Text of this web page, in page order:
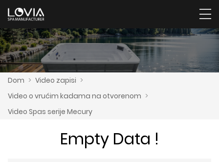
Dom > Video zapisi >
Video o vrućim kadama na otvorenom >
Video Spas serije Mecury
Empty Data !